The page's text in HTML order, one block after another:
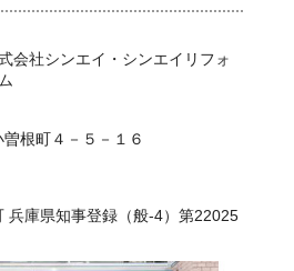
会社シンエイ・シンエイリフォ
根町４－５－１６
庫県知事登録（般-4）第22025